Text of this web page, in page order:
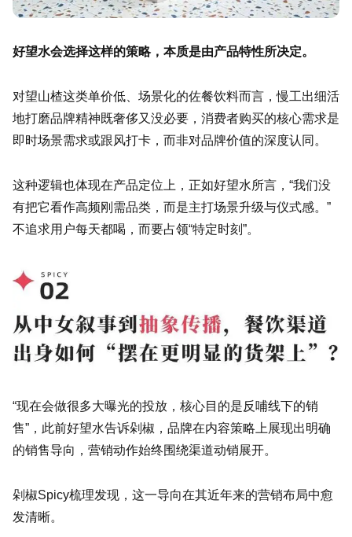
好望水会选择这样的策略，本质是由产品特性所决定。
对望山楂这类单价低、场景化的佐餐饮料而言，慢工出细活
地打磨品牌精神既奢侈又没必要，消费者购买的核心需求是
即时场景需求或跟风打卡，而非对品牌价值的深度认同。
这种逻辑也体现在产品定位上，正如好望水所言，“我们没
有把它看作高频刚需品类，而是主打场景升级与仪式感。”
不追求用户每天都喝，而要占领“特定时刻”。
“现在会做很多大曝光的投放，核心目的是反哺线下的销
售”，此前好望水告诉剁椒，品牌在内容策略上展现出明确
的销售导向，营销动作始终围绕渠道动销展开。
剁椒Spicy梳理发现，这一导向在其近年来的营销布局中愈
发清晰。